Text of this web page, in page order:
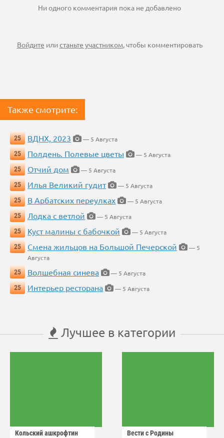
Ни одного комментария пока не добавлено
Войдите илистаньте участником, чтобы комментировать
Также смотрите:
25 ВДНХ, 2023
— 5 Августа
25
Полдень. Полевые цветы
— 5 Августа
25
Отчий дом
— 5 Августа
25
Илья Великий гудит
— 5 Августа
25
В Арбатских переулках
— 5 Августа
25
Лодка с ветлой
— 5 Августа
25
Куст малины с бабочкой
— 5 Августа
25
Смена жильцов на Большой Печерской
— 5
Августа
25
Волшебная синева
— 5 Августа
25
Интерьер ресторана — 5 Августа
Лучшее в категории
Кольский ашкрофтин Вести с Родины